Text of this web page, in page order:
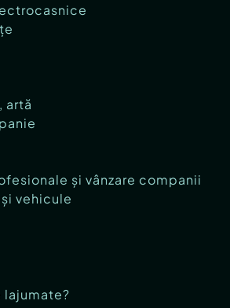
artă
și vânzare companii
vehicule
lajumate?